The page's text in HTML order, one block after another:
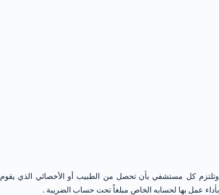
وتلتزم كل مستشفي بأن تحصل من الطبيب أو الأخصائي الذي يقوم
بأداء عمل بها لحسابه الخاص مبلغاً تحت حساب الضريبة .